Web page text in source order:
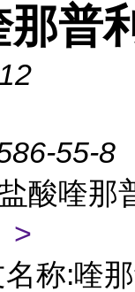
普
55-8
酸喹那
>
称:喹